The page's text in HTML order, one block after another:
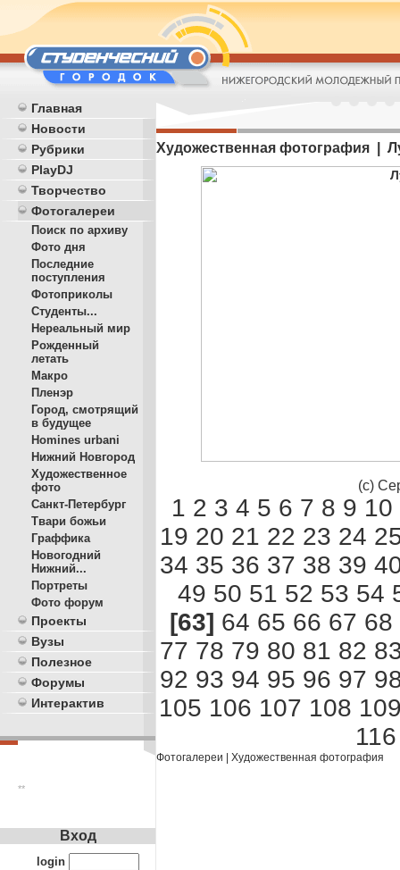
Главная
Новости
Рубрики
PlayDJ
Творчество
Фотогалереи
Поиск по архиву
Фото дня
Последние
поступления
Фотоприколы
Студенты...
Нереальный мир
Рожденный
летать
Макро
Пленэр
Город, смотрящий
в будущее
Homines urbani
Нижний Новгород
Художественное
фото
Санкт-Петербург
Твари божьи
Граффика
Новогодний
Нижний...
Портреты
Фото форум
Проекты
Вузы
Полезное
Форумы
Интерактив
**
Художественная фотография |
(c)
1 2 3 4 5 6 7 8 9 10
19 20 21 22 23 24
34 35 36 37 38 39
49 50 51 52 53 54
[63] 64 65 66 67 68
77 78 79 80 81 82
92 93 94 95 96 97
105 106 107 108
116
Фотогалереи Художественная фотография
Вход
login